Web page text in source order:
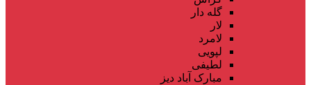
گله دار
لار
لامرد
لپویی
لطیفی
مبارک آباد دیز